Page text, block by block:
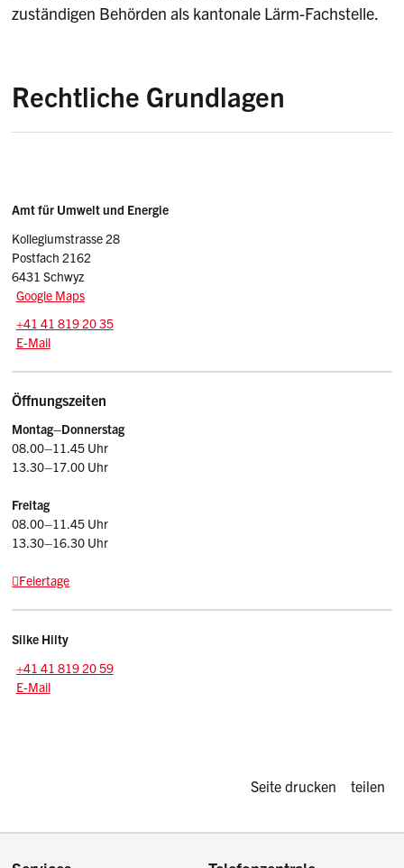
zuständigen Behörden als kantonale Lärm-Fachstelle.
Rechtliche Grundlagen
Sidebar
Adresse
Amt für Umwelt und Energie
Kollegiumstrasse 28
Postfach 2162
6431 Schwyz
Google Maps
Tel.:
+41 41 819 20 35
E-Mail: afu
E-Mail
Öffnungszeiten
Montag–Donnerstag
08.00–11.45 Uhr
13.30–17.00 Uhr
Freitag
08.00–11.45 Uhr
13.30–16.30 Uhr
Feiertage
Silke Hilty
Zentrale:
+41 41 819 20 59
E-Mail: silke.hilty
E-Mail
Diese Seite
Seite drucken teilen